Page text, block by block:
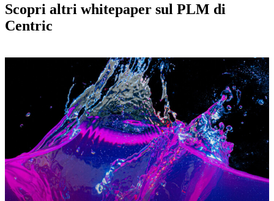
Scopri altri whitepaper sul PLM di
Centric